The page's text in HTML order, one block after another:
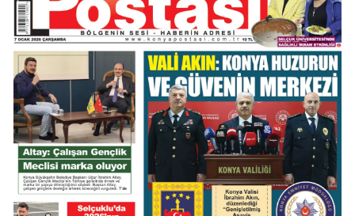
Hatay
Isparta
Mersin
İstanbul
İzmir
Kars
Kastamonu